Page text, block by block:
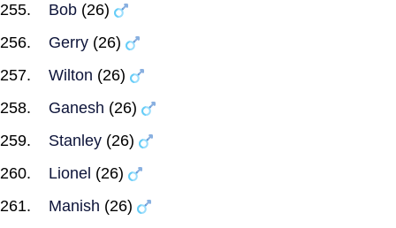
Bob (26)
Gerry (26)
Wilton (26)
Ganesh (26)
Stanley (26)
Lionel (26)
Manish (26)